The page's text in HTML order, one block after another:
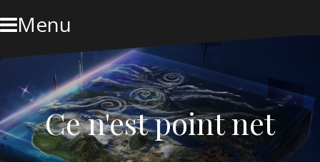
to
contentMenu
Ce n'est point net